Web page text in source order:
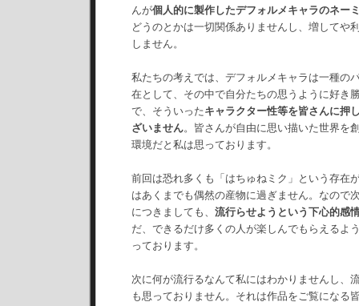
んが個人的に製作したデフォルメキャラのネー
どうのとかは一切関係ありませんし、増してや
しません。
私たちの考えでは、デフォルメキャラは一種の
在として、その中で自分たちの思うように好き
で、そういったキャラクター性等を皆さんに押
ざいません。皆さんが自由に思い描いた世界を
環境だと私は思っております。
前回は恐れ多くも「はちゅねミク」という存在
はあくまでも偶然の産物に過ぎません。なので
につきましても、 流行らせようという下心的感
だ、できるだけ多くの人が楽しんでもらえるよ
っております。
次に何が流行るなんて私にはわかりませんし、
も思っておりません。それは作品をご覧になる